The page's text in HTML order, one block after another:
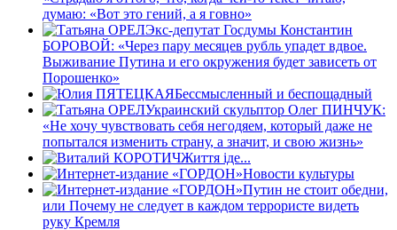
думаю: «Вот это гений, а я говно»
Экс-депутат Госдумы Константин
БОРОВОЙ: «Через пару месяцев рубль упадет вдвое.
Выживание Путина и его окружения будет зависеть от
Порошенко»
Бессмысленный и беспощадный
Украинский скульптор Олег ПИНЧУК:
«Не хочу чувствовать себя негодяем, который даже не
попытался изменить страну, а значит, и свою жизнь»
Життя іде...
Новости культуры
Путин не стоит обедни,
или Почему не следует в каждом террористе видеть
руку Кремля